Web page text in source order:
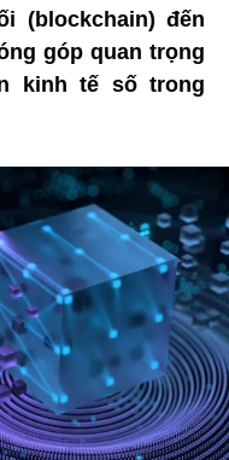
(blockchain) đến
góp quan trọng
kinh tế số trong